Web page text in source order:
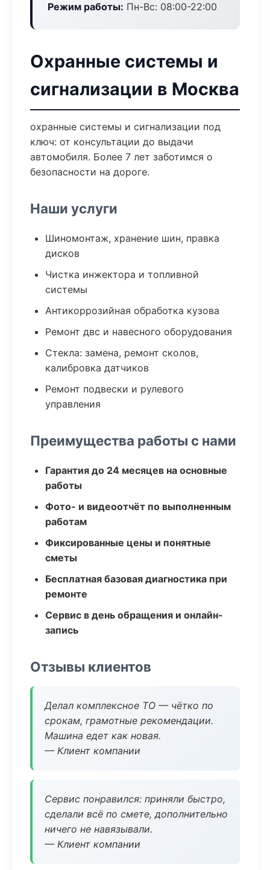
Режим работы: Пн-Вс: 08:00-22:00
Охранные системы и
сигнализации в Москва
охранные системы и сигнализации под
ключ: от консультации до выдачи
автомобиля. Более 7 лет заботимся о
безопасности на дороге.
Наши услуги
Шиномонтаж, хранение шин, правка
дисков
Чистка инжектора и топливной
системы
Антикоррозийная обработка кузова
Ремонт двс и навесного оборудования
Стекла: замена, ремонт сколов,
калибровка датчиков
Ремонт подвески и рулевого
управления
Преимущества работы с нами
Гарантия до 24 месяцев на основные
работы
Фото- и видеоотчёт по выполненным
работам
Фиксированные цены и понятные
сметы
Бесплатная базовая диагностика при
ремонте
Сервис в день обращения и онлайн-
запись
Отзывы клиентов
Делал комплексное ТО — чётко по
срокам, грамотные рекомендации.
Машина едет как новая.
— Клиент компании
Сервис понравился: приняли быстро,
сделали всё по смете, дополнительно
ничего не навязывали.
— Клиент компании